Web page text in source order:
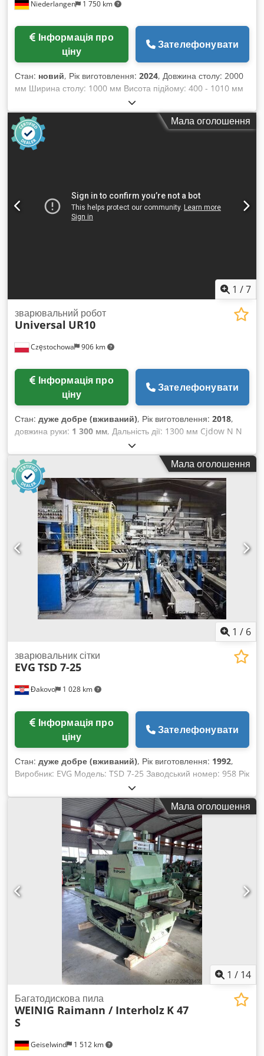
Niederlangen 1 750 km
ціну
Зателефонувати
Стан: новий, Рік виготовлення: 2024, Довжина столу: 2000
мм Ширина столу: 1000 мм Висота підйому: 400 - 1010 мм
Вантажопідйомність: 300 кг Вага машини: приблизно 220 кг
Опис: Csdpfx Abjv Htkde Tjrf - Міцна рама для кріплення
робочих плит - Зручна та безпечна робота завдяки
регулюванню висоти за допомогою ножної педалі -
Оптимальне переміщення завдяки 4 направляючим
Мала оголошення
1 /7
Częstochowa 906 km
зварювальний робот
Universal UR10
ціну
Зателефонувати
Стан: дуже добре (вживаний), Рік виготовлення: 2018,
довжина руки: 1 300 мм, Дальність дії: 1300 мм Cjdow N N
Dcopfx Ab Tjrf Вантажопідйомність: 12,5 кг Вага: 33,5 кг
Тип: MSIP-REM-URK-UR10 Рік випуску: 2018 Серійний
номер: S300711 Зварювальний кобот Lorch S5 RoboMIG XT
Зварювальний апарат на 400 А.
Мала оголошення
1 / 6
Đakovo 1 028 km
зварювальник сітки
EVG TSD 7-25
ціну
Зателефонувати
Стан: дуже добре (вживаний), Рік виготовлення: 1992,
Виробник: EVG Модель: TSD 7-25 Заводський номер: 958 Рік
випуску: 1993 Робочий напрямок: зліва направо (L > R)
Codpfx Aewp Ilyob Terf Типи балок: KT 8… Висота балки
(мм): 90–250 Довжина несучого елемента мін. (мм): макс.
(мм): 14 000 Фіксовані довжини: так Крок різання (мм):
100/200 Кількість бухтових розмотувачів (шт.): 5 LAR: так
Діаметр дроту – 5–12 мм гладкий/рифлений Діагональ – 4–7
мм гладкий/рифлений Максимальна висота штабеля (мм):
Мала оголошення
1 / 14
Geiselwind 1 512 km
Багатодискова пила
WEINIG Raimann / Interholz K 47
S